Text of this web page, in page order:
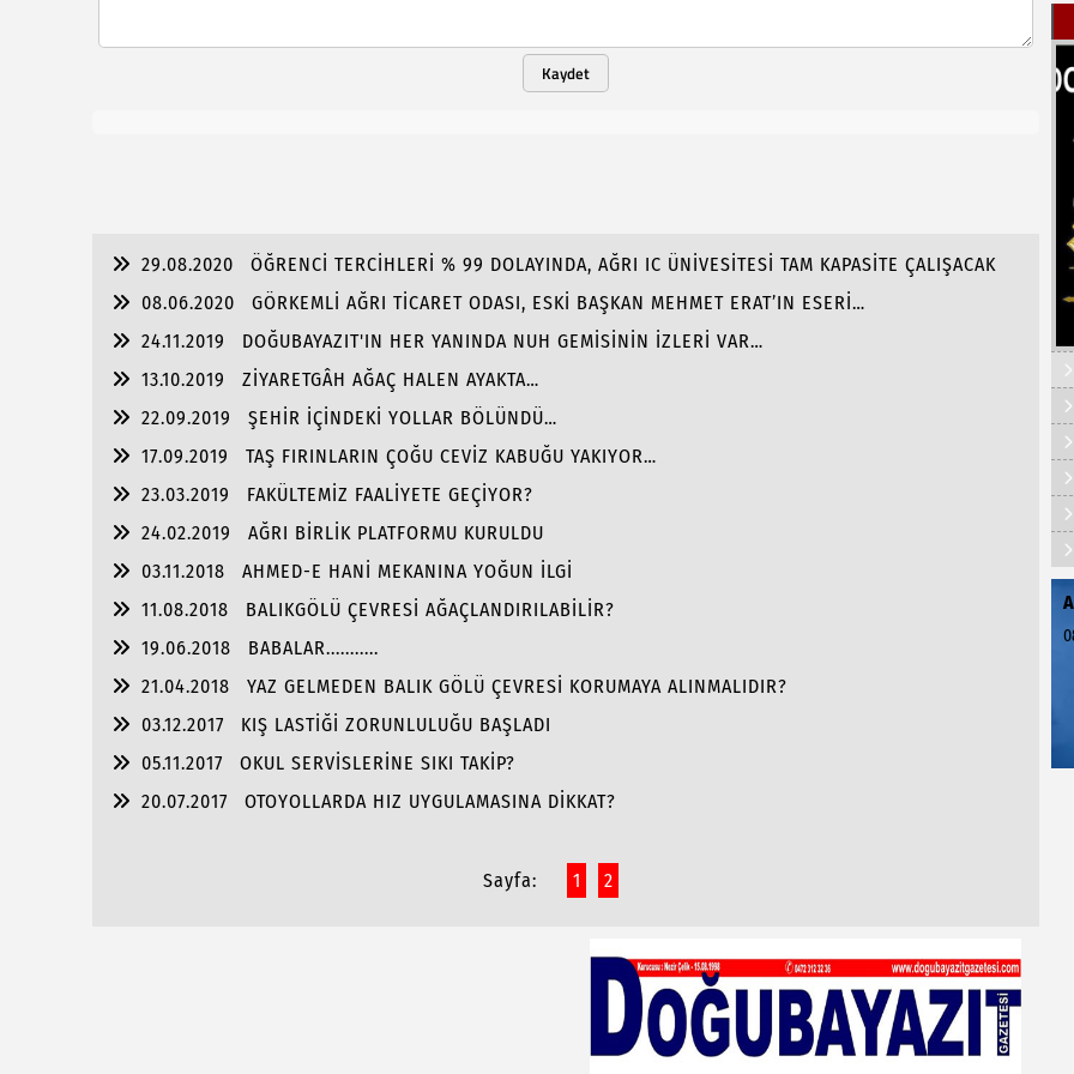
Kaydet
29.08.2020
ÖĞRENCİ TERCİHLERİ % 99 DOLAYINDA, AĞRI IC ÜNİVESİTESİ TAM KAPASİTE ÇALIŞACAK
08.06.2020
GÖRKEMLİ AĞRI TİCARET ODASI, ESKİ BAŞKAN MEHMET ERAT’IN ESERİ…
24.11.2019
DOĞUBAYAZIT'IN HER YANINDA NUH GEMİSİNİN İZLERİ VAR…
13.10.2019
ZİYARETGÂH AĞAÇ HALEN AYAKTA…
22.09.2019
ŞEHİR İÇİNDEKİ YOLLAR BÖLÜNDÜ…
17.09.2019
TAŞ FIRINLARIN ÇOĞU CEVİZ KABUĞU YAKIYOR…
23.03.2019
FAKÜLTEMİZ FAALİYETE GEÇİYOR?
24.02.2019
AĞRI BİRLİK PLATFORMU KURULDU
03.11.2018
AHMED-E HANİ MEKANINA YOĞUN İLGİ
11.08.2018
BALIKGÖLÜ ÇEVRESİ AĞAÇLANDIRILABİLİR?
19.06.2018
BABALAR...........
21.04.2018
YAZ GELMEDEN BALIK GÖLÜ ÇEVRESİ KORUMAYA ALINMALIDIR?
03.12.2017
KIŞ LASTİĞİ ZORUNLULUĞU BAŞLADI
05.11.2017
OKUL SERVİSLERİNE SIKI TAKİP?
20.07.2017
OTOYOLLARDA HIZ UYGULAMASINA DİKKAT?
Sayfa: 1 2